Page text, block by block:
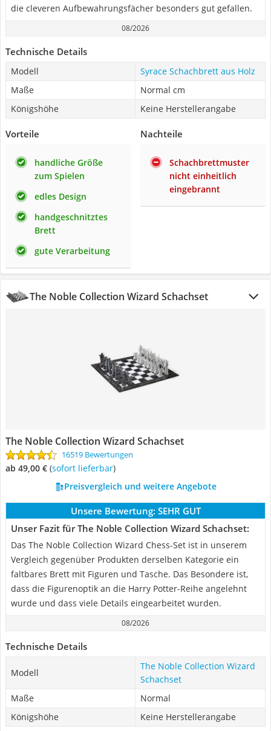
die cleveren Aufbewahrungsfächer besonders gut gefallen.
08/2026
Technische Details
Modell
Syrace Schachbrett aus Holz
Maße
Normal cm
Königshöhe
Keine Herstellerangabe
Vorteile
handliche Größe
zum Spielen
edles Design
handgeschnitztes
Brett
gute Verarbeitung
Nachteile
Schachbrettmuster
nicht einheitlich
eingebrannt
The Noble Collection Wizard Schachset
The Noble Collection Wizard Schachset
16519 Bewertungen
ab 49,00 € ( Sofort lieferbar)
Preisvergleich und weitere Angebote
Unsere Bewertung: SEHR GUT
Unser Fazit für The Noble Collection Wizard Schachset:
Das The Noble Collection Wizard Chess-Set ist in unserem
Vergleich gegenüber Produkten derselben Kategorie ein
faltbares Brett mit Figuren und Tasche. Das Besondere ist,
dass die Figurenoptik an die Harry Potter-Reihe angelehnt
wurde und dass viele Details eingearbeitet wurden.
08/2026
Technische Details
Modell
The Noble Collection Wizard
Schachset
Maße
Normal
Königshöhe
Keine Herstellerangabe